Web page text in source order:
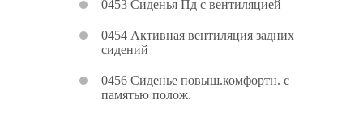
0453 Сиденья Пд с вентиляцией
0454 Активная вентиляция задних
сидений
0456 Сиденье повыш.комфортн. с
памятью полож.